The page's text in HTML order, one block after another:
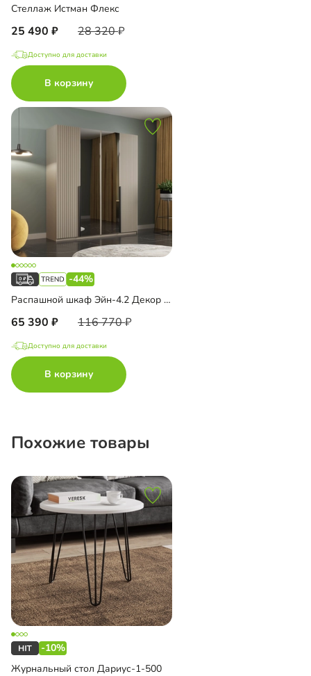
Стеллаж Истман Флекс
25 490 28 320
Доступно для доставки
В корзину
-44%
Распашной шкаф Эйн-4.2 Декор 2 с зеркалом
65 390 116 770
Доступно для доставки
В корзину
Похожие товары
-10%
Журнальный стол Дариус-1-500